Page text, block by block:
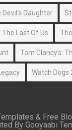
Devil's Daughter
The Last Of Us
Tom Clancy's:
Watch Dogs
& Free
By Gooyaabi